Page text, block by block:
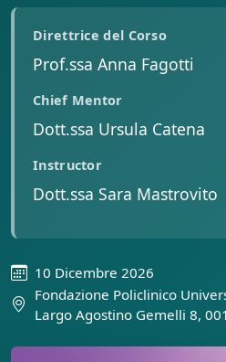
Direttrice del Corso
Prof.ssa Anna Fagotti
Chief Mentor
Dott.ssa Ursula Catena
Instructor
Dott.ssa Sara Mastrovito
10 Dicembre 2026
Fondazione Policlinico
Largo Agostino Gemelli 8,